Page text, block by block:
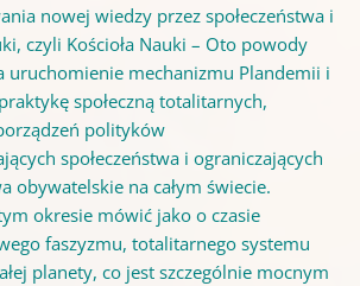
nowej wiedzy przez społeczeństwa i
czyli Kościoła Nauki – Oto powody
uruchomienie mechanizmu Plandemii i
społeczną totalitarnych,
polityków
społeczeństwa i ograniczających
obywatelskie na całym świecie.
okresie mówić jako o czasie
faszyzmu, totalitarnego systemu
planety, co jest szczególnie mocnym